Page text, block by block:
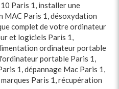
Paris 1, installer une
MAC Paris 1,désoxydation
complet de votre ordinateur
et logiciels Paris 1,
ordinateur portable
portable Paris 1,
1,dépannage Mac Paris 1,
Paris 1,récupération